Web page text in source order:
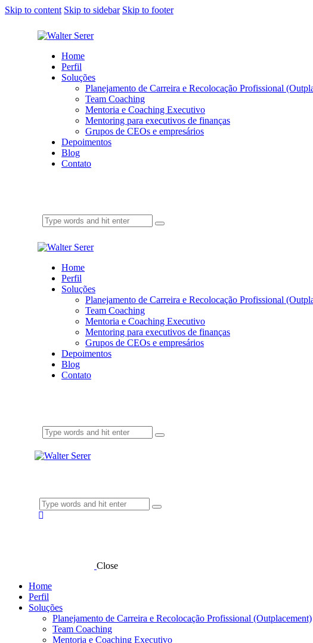
Skip to content Skip to sidebar Skip to footer
Home
Perfil
Soluções
Planejamento de Carreira e Recolocação Profissional
Team Coaching
Mentoria e Coaching Executivo
Mentoring para executivos de finanças
Grupos de CEOs e empresários
Depoimentos
Blog
Contato
Home
Perfil
Soluções
Planejamento de Carreira e Recolocação Profissional
Team Coaching
Mentoria e Coaching Executivo
Mentoring para executivos de finanças
Grupos de CEOs e empresários
Depoimentos
Blog
Contato
Close
Home
Perfil
Soluções
Planejamento de Carreira e Recolocação Profissional (Outplacement)
Team Coaching
Mentoria e Coaching Executivo